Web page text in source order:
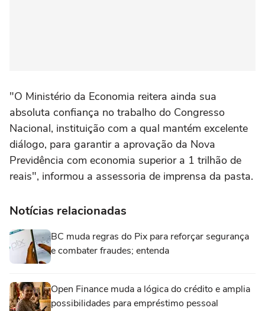
"O Ministério da Economia reitera ainda sua
absoluta confiança no trabalho do Congresso
Nacional, instituição com a qual mantém excelente
diálogo, para garantir a aprovação da Nova
Previdência com economia superior a 1 trilhão de
reais", informou a assessoria de imprensa da pasta.
Notícias relacionadas
BC muda regras do Pix para reforçar segurança
e combater fraudes; entenda
Open Finance muda a lógica do crédito e amplia
possibilidades para empréstimo pessoal